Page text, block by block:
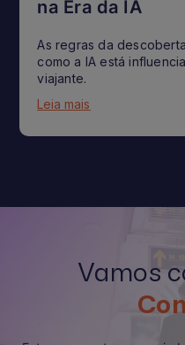
na Era da IA
As regras da
como a IA está
viajante.
Leia mais
Vamos